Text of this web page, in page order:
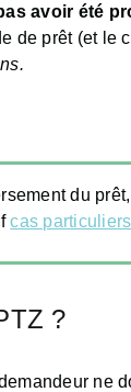
avoir été
de prêt (et le
du prêt,
cas particuliers
?
ne